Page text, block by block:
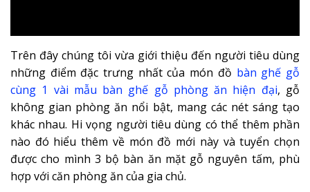
Trên đây chúng tôi vừa giới thiệu đến người tiêu dùng
những điểm đặc trưng nhất của món đồ bàn ghế gỗ
cùng 1 vài mẫu bàn ghế gỗ phòng ăn hiện đại, gỗ
không gian phòng ăn nổi bật, mang các nét sáng tạo
khác nhau. Hi vọng người tiêu dùng có thể thêm phần
nào đó hiểu thêm về món đồ mới này và tuyển chọn
được cho mình 3 bộ bàn ăn mặt gỗ nguyên tấm, phù
hợp với căn phòng ăn của gia chủ.